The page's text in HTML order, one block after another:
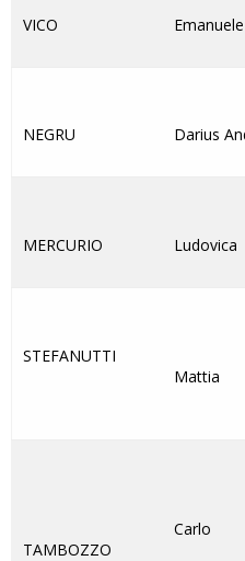
VICO Emanuele
NEGRU Darius
MERCURIO Ludovica
STEFANUTTI
Mattia
TAMBOZZO
Carlo